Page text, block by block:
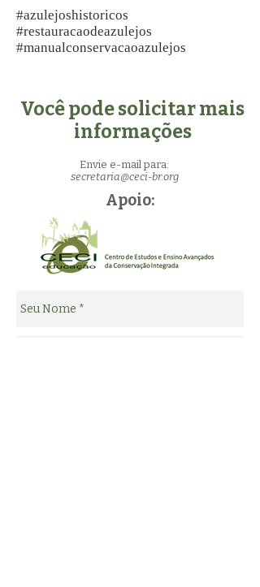
#azulejoshistoricos
#restauracaodeazulejos
#manualconservacaoazulejos
Você pode solicitar mais
informações
Envie e-mail para:
secretaria@ceci-br.org
Apoio: